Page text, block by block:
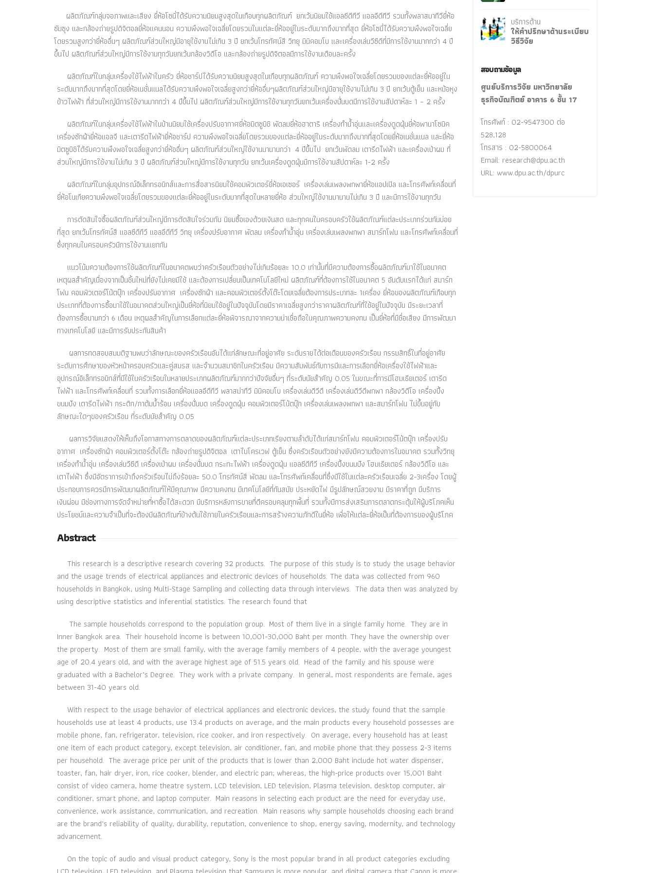
ผลิตภัณฑ์กลุ่มจอภาพและเสียง ยี่ห้อโซนี่ได้รับความนิยมสูงสุดในเกือบทุกผลิตภัณฑ์ ยกเว้นนิยมใช้แอลซีดีทีวี แอลอีดีทีวี รวมทั้งพลาสมาทีวียี่ห้อ
ซัมซุง และกล้องถ่ายรูปดิจิตอลยี่ห้อแคนนอน ความพึงพอใจเฉลี่ยโดยรวมในแต่ละยี่ห้ออยู่ในระดับมากถึงมากที่สุด ยี่ห้อโซนี่ได้รับความพึงพอใจเฉลี่ย
โดยรวมสูงกว่ายี่ห้ออื่นๆ ผลิตภัณฑ์ส่วนใหญ่มีอายุใช้งานไม่เกิน 3 ปี ยกเว้นโทรทัศน์สี วิทยุ มินิคอมโบ และเครื่องเล่นวีซีดีที่มีการใช้งานมากกว่า 4 ปี
ขึ้นไป ผลิตภัณฑ์ส่วนใหญ่มีการใช้งานทุกวันยกเว้นกล้องวิดีโอ และกล้องถ่ายรูปดิจิตอลมีการใช้งานเดือนละครั้ง
ผลิตภัณฑ์ในกลุ่มเครื่องใช้ไฟฟ้าในครัว ยี่ห้อชาร์ปได้รับความนิยมสูงสุดในเกือบทุกผลิตภัณฑ์ ความพึงพอใจเฉลี่ยโดยรวมของแต่ละยี่ห้ออยู่ใน
ระดับมากถึงมากที่สุดโดยยี่ห้อเนชั่นแนลได้รับความพึงพอใจเฉลี่ยสูงกว่ายี่ห้ออื่นๆผลิตภัณฑ์ส่วนใหญ่มีอายุใช้งานไม่เกิน 3 ปี ยกเว้นตู้เย็น และหม้อหุง
ข้าวไฟฟ้า ที่ส่วนใหญ่มีการใช้งานมากกว่า 4 ปีขึ้นไป ผลิตภัณฑ์ส่วนใหญ่มีการใช้งานทุกวันยกเว้นเครื่องปั่นบดมีการใช้งานสัปดาห์ละ 1 – 2 ครั้ง
ผลิตภัณฑ์ในกลุ่มเครื่องใช้ไฟฟ้าในบ้านนิยมใช้เครื่องปรับอากาศยี่ห้อมิตซูบิชิ พัดลมยี่ห้อฮาตาริ เครื่องทำน้ำอุ่นและเครื่องดูดฝุ่นยี่ห้อพานาโซนิค
เครื่องซักผ้ายี่ห้อแอลจี และเตารีดไฟฟ้ายี่ห้อชาร์ป ความพึงพอใจเฉลี่ยโดยรวมของแต่ละยี่ห้ออยู่ในระดับมากถึงมากที่สุดโดยยี่ห้อเนชั่นแนล และยี่ห้อ
มิตซูบิชิได้รับความพึงพอใจเฉลี่ยสูงกว่ายี่ห้ออื่นๆ ผลิตภัณฑ์ส่วนใหญ่ใช้งานมานานกว่า 4 ปีขึ้นไป ยกเว้นพัดลม เตารีดไฟฟ้า และเครื่องเป่าผม ที่
ส่วนใหญ่มีการใช้งานไม่เกิน 3 ปี ผลิตภัณฑ์ส่วนใหญ่มีการใช้งานทุกวัน ยกเว้นเครื่องดูดฝุ่นมีการใช้งานสัปดาห์ละ 1-2 ครั้ง
ผลิตภัณฑ์ในกลุ่มอุปกรณ์อิเล็กทรอนิกส์และการสื่อสารนิยมใช้คอมพิวเตอร์ยี่ห้อเอเซอร์ เครื่องเล่นเพลงพกพายี่ห้อแอปเปิล และโทรศัพท์เคลื่อนที่
ยี่ห้อโนเกียความพึงพอใจเฉลี่ยโดยรวมของแต่ละยี่ห้ออยู่ในระดับมากที่สุดในหลายยี่ห้อ ส่วนใหญ่ใช้งานมานานไม่เกิน 3 ปี และมีการใช้งานทุกวัน
การตัดสินใจซื้อผลิตภัณฑ์ส่วนใหญ่มีการตัดสินใจร่วมกัน นิยมซื้อเองด้วยเงินสด และทุกคนในครอบครัวใช้ผลิตภัณฑ์แต่ละประเภทร่วมกันบ่อย
ที่สุด ยกเว้นโทรทัศน์สี แอลซีดีทีวี แอลอีดีทีวี วิทยุ เครื่องปรับอากาศ พัดลม เครื่องทำน้ำอุ่น เครื่องเล่นเพลงพกพา สมาร์ทโฟน และโทรศัพท์เคลื่อนที่
ซึ่งทุกคนในครอบครัวมีการใช้งานแยกกัน
แนวโน้มความต้องการใช้ผลิตภัณฑ์ในอนาคตพบว่าครัวเรือนตัวอย่างไม่เกินร้อยละ 10.0 เท่านั้นที่มีความต้องการซื้อผลิตภัณฑ์มาใช้ในอนาคต
เหตุผลสำคัญเนื่องจากเป็นชิ้นใหม่ที่ยังไม่เคยมีใช้ และต้องการเปลี่ยนเป็นเทคโนโลยีใหม่ ผลิตภัณฑ์ที่ต้องการใช้ในอนาคต 5 อันดับแรกได้แก่ สมาร์ท
โฟน คอมพิวเตอร์โน้ตบุ๊ก เครื่องปรับอากาศ เครื่องซักผ้า และคอมพิวเตอร์ตั้งโต๊ะโดยเฉลี่ยต้องการประเภทละ 1เครื่อง ยี่ห้อของผลิตภัณฑ์เกือบทุก
ประเภทที่ต้องการซื้อมาใช้ในอนาคตส่วนใหญ่เป็นยี่ห้อที่นิยมใช้อยู่ในปัจจุบันโดยมีราคาเฉลี่ยสูงกว่าราคาผลิตภัณฑ์ที่ใช้อยู่ในปัจจุบัน มีระยะเวลาที่
ต้องการซื้อนานกว่า 6 เดือน เหตุผลสำคัญในการเลือกแต่ละยี่ห้อพิจารณาจากความน่าเชื่อถือในคุณภาพความคงทน เป็นยี่ห้อที่มีชื่อเสียง มีการพัฒนา
ทางเทคโนโลยี และมีการรับประกันสินค้า
ผลการทดสอบสมมติฐานพบว่าลักษณะของครัวเรือนอันได้แก่ลักษณะที่อยู่อาศัย ระดับรายได้ต่อเดือนของครัวเรือน กรรมสิทธิ์ในที่อยู่อาศัย
ระดับการศึกษาของหัวหน้าครอบครัวและคู่สมรส และจำนวนสมาชิกในครัวเรือน มีความสัมพันธ์กับการมีและการเลือกยี่ห้อเครื่องใช้ไฟฟ้าและ
อุปกรณ์อิเล็กทรอนิกส์ที่มีใช้ในครัวเรือนในหลายประเภทผลิตภัณฑ์มากกว่าปัจจัยอื่นๆ ที่ระดับนัยสำคัญ 0.05 ในขณะที่การมีโฮมเธียเตอร์ เตารีด
ไฟฟ้า และโทรศัพท์เคลื่อนที่ รวมทั้งการเลือกยี่ห้อแอลอีดีทีวี พลาสม่าทีวี มินิคอมโบ เครื่องเล่นดีวีดี เครื่องเล่นดีวีดีพกพา กล้องวิดีโอ เครื่องปิ้ง
ขนมปัง เตารีดไฟฟ้า กระติก/กาต้มน้ำร้อน เครื่องปั่นบด เครื่องดูดฝุ่น คอมพิวเตอร์โน้ตบุ๊ก เครื่องเล่นเพลงพกพา และสมาร์ทโฟน ไม่ขึ้นอยู่กับ
ลักษณะใดๆของครัวเรือน ที่ระดับนัยสำคัญ 0.05
ผลการวิจัยแสดงให้เห็นถึงโอกาสทางการตลาดของผลิตภัณฑ์แต่ละประเภทเรียงตามลำดับได้แก่สมาร์ทโฟน คอมพิวเตอร์โน้ตบุ๊ก เครื่องปรับ
อากาศ เครื่องซักผ้า คอมพิวเตอร์ตั้งโต๊ะ กล้องถ่ายรูปดิจิตอล เตาไมโครเวฟ ตู้เย็น ซึ่งครัวเรือนตัวอย่างยังมีความต้องการในอนาคต รวมทั้งวิทยุ
เครื่องทำน้ำอุ่น เครื่องเล่นวีซีดี เครื่องเป่าผม เครื่องปั่นบด กระทะไฟฟ้า เครื่องดูดฝุ่น แอลซีดีทีวี เครื่องปิ้งขนมปัง โฮมเธียเตอร์ กล้องวิดีโอ และ
เตาไฟฟ้า ซึ่งมีอัตราการเข้าถึงครัวเรือนไม่ถึงร้อยละ 50.0 โทรทัศน์สี พัดลม และโทรศัพท์เคลื่อนที่ซึ่งมีใช้ในแต่ละครัวเรือนเฉลี่ย 2-3เครื่อง โดยผู้
ประกอบการควรมีการพัฒนาผลิตภัณฑ์ให้มีคุณภาพ มีความคงทน มีเทคโนโลยีที่ทันสมัย ประหยัดไฟ มีรูปลักษณ์สวยงาม มีราคาที่ถูก มีบริการ
เงินผ่อน มีช่องทางการจัดจำหน่ายที่หาซื้อได้สะดวก มีบริการหลังการขายที่ดีครอบคลุมทุกพื้นที่ รวมทั้งมีการส่งเสริมการตลาดกระตุ้นให้ผู้บริโภคเห็น
ประโยชน์และความจำเป็นที่จะต้องมีผลิตภัณฑ์ข้างต้นใช้ภายในครัวเรือนและการสร้างความภักดีในยี่ห้อ เพื่อให้แต่ละยี่ห้อเป็นที่ต้องการของผู้บริโภค
Abstract
This research is a descriptive research covering 32 products. The purpose of this study is to study the usage behavior
and the usage trends of electrical appliances and electronic devices of households. The data was collected from 960
households in Bangkok, using Multi-Stage Sampling and collecting data through interviews. The data then was analyzed by
using descriptive statistics and inferential statistics. The research found that
The sample households correspond to the population group. Most of them live in a single family home. They are in
Inner Bangkok area. Their household income is between 10,001-30,000 Baht per month. They have the ownership over
the property. Most of them are small family, with the average family members of 4 people, with the average youngest
age of 20.4 years old, and with the average highest age of 51.5 years old. Head of the family and his spouse were
graduated with a Bachelor’s Degree. They work with a private company. In general, most respondents are female, ages
between 31-40 years old.
With respect to the usage behavior of electrical appliances and electronic devices, the study found that the sample
households use at least 4 products, use 13.4 products on average, and the main products every household possesses are
mobile phone, fan, refrigerator, television, rice cooker, and iron respectively. On average, every household has at least
one item of each product category, except television, air conditioner, fan, and mobile phone that they possess 2-3 items
per household. The average price per unit of the products that is lower than 2,000 Baht include hot water dispenser,
toaster, fan, hair dryer, iron, rice cooker, blender, and electric pan; whereas, the high-price products over 15,001 Baht
consist of video camera, home theatre system, LCD television, LED television, Plasma television, desktop computer, air
conditioner, smart phone, and laptop computer. Main reasons in selecting each product are the need for everyday use,
convenience, work assistance, communication, and recreation. Main reasons why sample households choosing each brand
are the brand’s reliability of quality, durability, reputation, convenience to shop, energy saving, modernity, and technology
advancement.
On the topic of audio and visual product category, Sony is the most popular brand in all product categories excluding
บริการด้าน
ให้คำปรึกษาด้านระเบียบ
วิธีวิจัย
สอบถามข้อมูล
ศูนย์บริการวิจัย มหาวิทยาลัย
ธุรกิจบัณฑิตย์ อาคาร 6 ชั้น 17
โทรศัพท์ : 02-9547300 ต่อ
528,128
โทรสาร : 02-5800064
Email: research@dpu.ac.th
URL: www.dpu.ac.th/dpurc